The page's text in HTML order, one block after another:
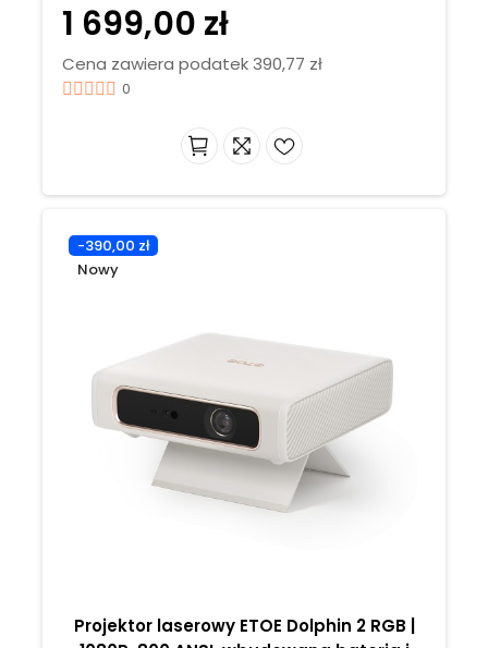
1 699,00 zł
Cena zawiera podatek 390,77 zł
0
-390,00 zł
Nowy
Projektor laserowy ETOE Dolphin 2 RGB |